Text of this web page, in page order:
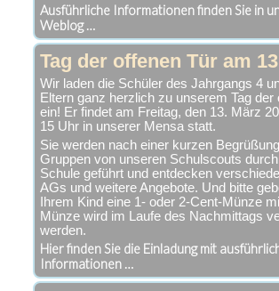
Ausführliche Informationen finden Sie in
Weblog …
Tag der offenen Tür am
Wir laden die Schüler des Jahrgangs 4
Eltern ganz herzlich zu unserem Tag der
ein! Er findet am Freitag, den 13. März
15 Uhr in unserer Mensa statt.
Sie werden nach einer kurzen
Gruppen von unseren Schulscouts
Schule geführt und entdecken
AGs und weitere Angebote. Und bitte
Ihrem Kind eine 1- oder 2-Cent-Münze
Münze wird im Laufe des Nachmittags
werden.
Hier finden Sie die Einladung mit
Informationen …